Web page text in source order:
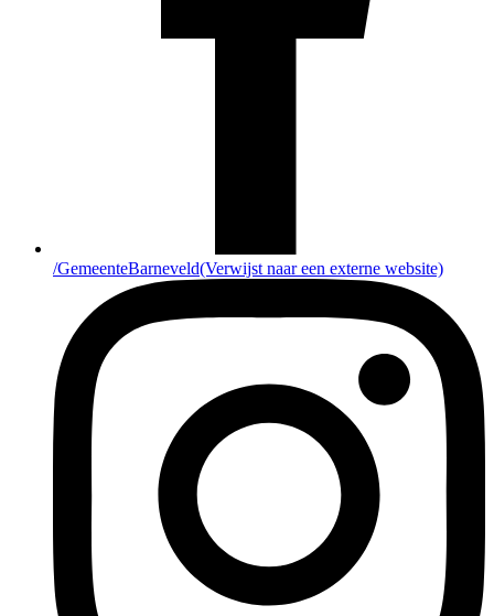
/GemeenteBarneveld(Verwijst naar een externe website)